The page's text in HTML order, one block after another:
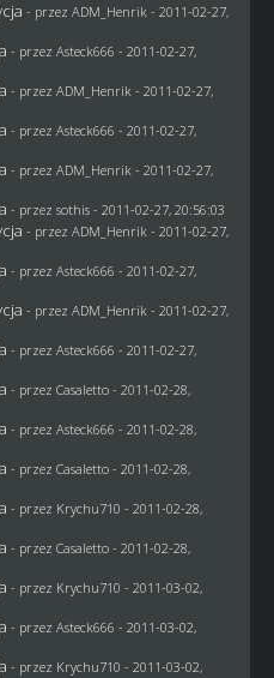
- przez ADM_Henrik - 2011-02-27,
- przez Asteck666 - 2011-02-27,
- przez ADM_Henrik - 2011-02-27,
- przez Asteck666 - 2011-02-27,
- przez ADM_Henrik - 2011-02-27,
- przez sothis- 2011-02-27, 20:56:03
- przez ADM_Henrik - 2011-02-27,
- przez Asteck666 - 2011-02-27,
- przez ADM_Henrik - 2011-02-27,
- przez Asteck666 - 2011-02-27,
- przez Casaletto- 2011-02-28,
- przez Asteck666 - 2011-02-28,
- przez Casaletto- 2011-02-28,
- przez Krychu710 - 2011-02-28,
- przez Casaletto- 2011-02-28,
- przez Krychu710 - 2011-03-02,
- przez Asteck666 - 2011-03-02,
- przez Krychu710 - 2011-03-02,